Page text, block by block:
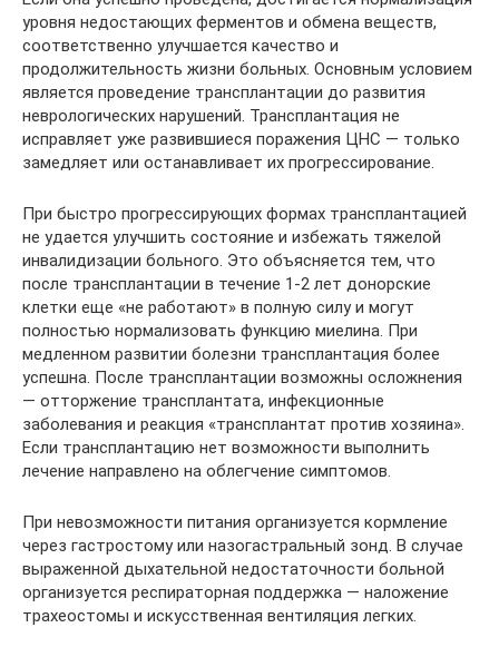
уровня недостающих ферментов и обмена веществ,
соответственно улучшается качество и
продолжительность жизни больных. Основным условием
является проведение трансплантации до развития
неврологических нарушений. Трансплантация не
исправляет уже развившиеся поражения ЦНС — только
замедляет или останавливает их прогрессирование.
При быстро прогрессирующих формах трансплантацией
не удается улучшить состояние и избежать тяжелой
инвалидизации больного. Это объясняется тем, что
после трансплантации в течение 1-2 лет донорские
клетки еще «не работают» в полную силу и могут
полностью нормализовать функцию миелина. При
медленном развитии болезни трансплантация более
успешна. После трансплантации возможны осложнения
— отторжение трансплантата, инфекционные
заболевания и реакция «трансплантат против хозяина».
Если трансплантацию нет возможности выполнить
лечение направлено на облегчение симптомов.
При невозможности питания организуется кормление
через гастростому или назогастральный зонд. В случае
выраженной дыхательной недостаточности больной
организуется респираторная поддержка — наложение
трахеостомы и искусственная вентиляция легких.